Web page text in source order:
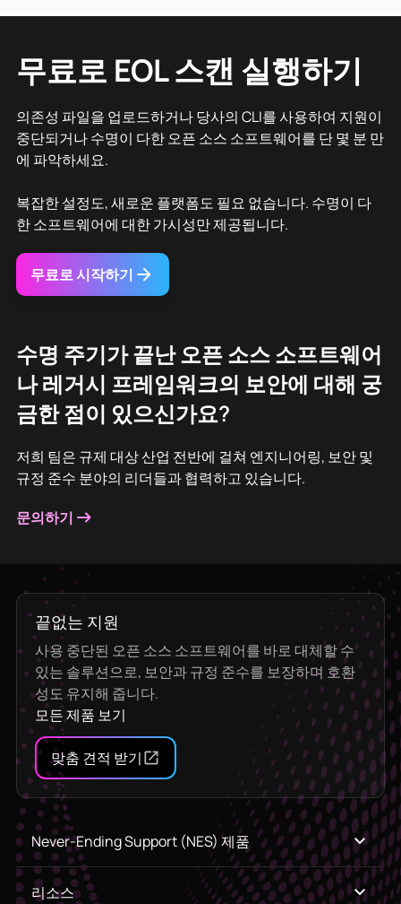
무료로 EOL 스캔 실행하기
의존성 파일을 업로드하거나 당사의 CLI를 사용하여 지원이
중단되거나 수명이 다한 오픈 소스 소프트웨어를 단 몇 분 만
에 파악하세요.
복잡한 설정도, 새로운 플랫폼도 필요 없습니다. 수명이 다
한 소프트웨어에 대한 가시성만 제공됩니다.
무료로 시작하기
수명 주기가 끝난 오픈 소스 소프트웨어
나 레거시 프레임워크의 보안에 대해 궁
금한 점이 있으신가요?
저희 팀은 규제 대상 산업 전반에 걸쳐 엔지니어링, 보안 및
규정 준수 분야의 리더들과 협력하고 있습니다.
문의하기
끝없는 지원
사용 중단된 오픈 소스 소프트웨어를 바로 대체할 수
있는 솔루션으로, 보안과 규정 준수를 보장하며 호환
성도 유지해 줍니다.
모든 제품 보기
맞춤 견적 받기
Never-Ending Support (NES) 제품
리소스